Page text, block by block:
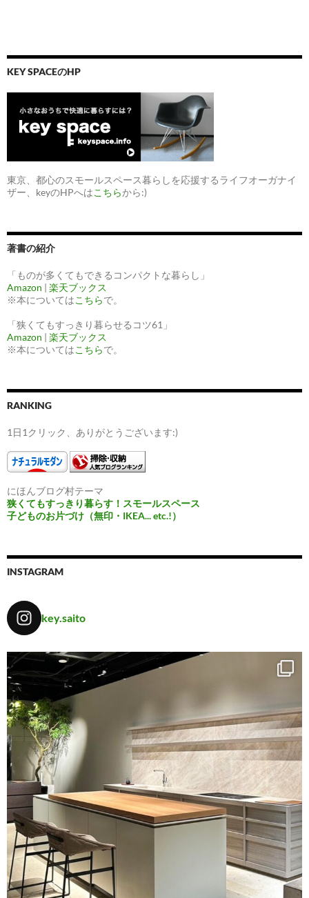
KEY SPACEのHP
東京、都心のスモールスペース暮らしを応援するライフオーガナイ
ザー、keyのHPへはこちらから:)
著書の紹介
「ものが多くてもできるコンパクトな暮らし」
Amazon | 楽天ブックス
※本についてはこちらで。
「狭くてもすっきり暮らせるコツ61」
Amazon | 楽天ブックス
※本についてはこちらで。
RANKING
1日1クリック、ありがとうございます:)
にほんブログ村テーマ
狭くてもすっきり暮らす！スモールスペース
子どものお片づけ（無印・IKEA... etc.!）
INSTAGRAM
key.saito